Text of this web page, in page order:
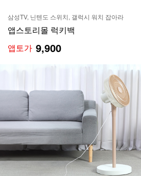
삼성TV, 닌텐도 스위치, 갤럭시 워치 잡아라
앱스토리몰 럭키백
앱토가 9,900